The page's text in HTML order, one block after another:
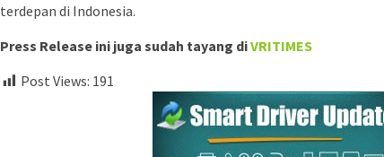
terdepan di Indonesia.
Press Release ini juga sudah tayang diVRITIMES
Post Views: 191